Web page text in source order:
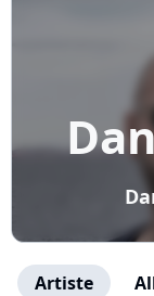
Artiste